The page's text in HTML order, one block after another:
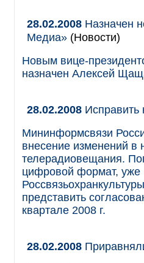
28.02.2008 Назначен
Медиа» (Новости)
Новым вице-
назначен Алексей
28.02.2008
Мининформсвязи
внесение изменений в
телерадиовещания.
цифровой формат, уже
представить
квартале 2008 г.
28.02.2008